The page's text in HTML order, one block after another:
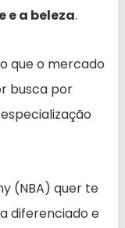
e a beleza.
que o mercado
busca por
(NBA) quer te
diferenciado e